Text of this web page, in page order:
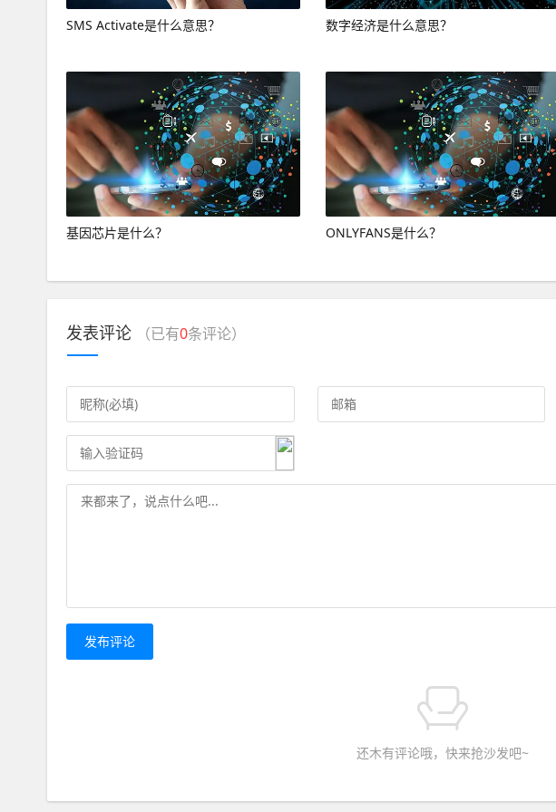
SMS Activate是什么意思？ 数字经济是什么意思？
基因芯片是什么？ ONLYFANS是什么？
发表评论 （已有0条评论）
发布评论
还木有评论哦，快来抢沙发吧~